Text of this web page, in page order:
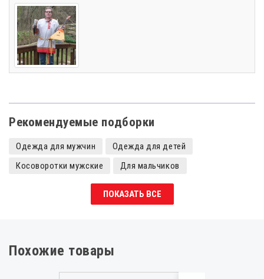
Рекомендуемые подборки
Одежда для мужчин
Одежда для детей
Косоворотки мужские
Для мальчиков
Косоворотки для мальчиков
Рубахи для девочек
Добрыня
Косоворотки
Косоворотки женские
ПОКАЗАТЬ ВСЕ
Похожие товары